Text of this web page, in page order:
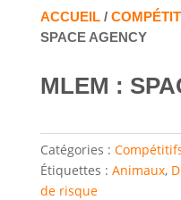
ACCUEIL/
SPACE AGENCY
MLEM :
Catégories :
Étiquettes : Animaux,
de risque